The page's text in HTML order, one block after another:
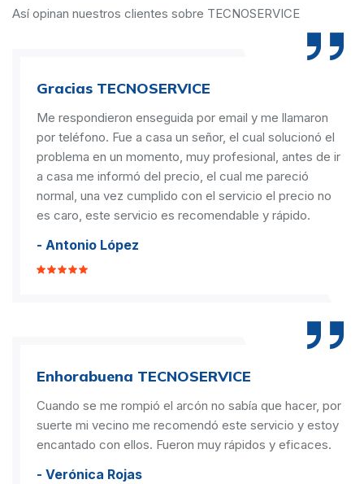
Así opinan nuestros clientes sobre TECNOSERVICE
Gracias TECNOSERVICE
Me respondieron enseguida por email y me llamaron
por teléfono. Fue a casa un señor, el cual solucionó el
problema en un momento, muy profesional, antes de ir
a casa me informó del precio, el cual me pareció
normal, una vez cumplido con el servicio el precio no
es caro, este servicio es recomendable y rápido.
- Antonio López
Enhorabuena TECNOSERVICE
Cuando se me rompió el arcón no sabía que hacer, por
suerte mi vecino me recomendó este servicio y estoy
encantado con ellos. Fueron muy rápidos y eficaces.
- Verónica Rojas